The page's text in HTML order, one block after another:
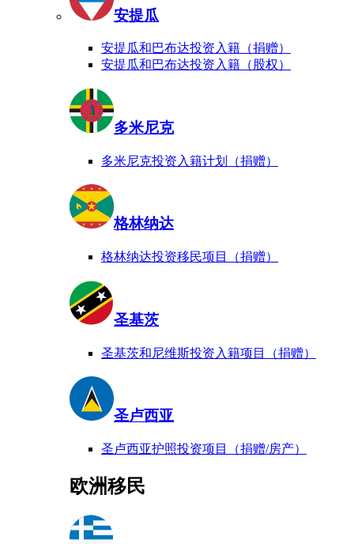
安提瓜
安提瓜和巴布达投资入籍（捐赠）
安提瓜和巴布达投资入籍（股权）
多米尼克
多米尼克投资入籍计划（捐赠）
格林纳达
格林纳达投资移民项目（捐赠）
圣基茨
圣基茨和尼维斯投资入籍项目（捐赠）
圣卢西亚
圣卢西亚护照投资项目（捐赠/房产）
欧洲移民